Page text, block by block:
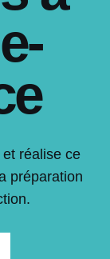
réalise ce
préparation